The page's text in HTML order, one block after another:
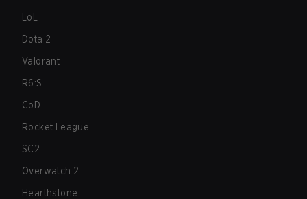
LoL
Dota 2
Valorant
R6:S
CoD
Rocket League
SC2
Overwatch 2
Hearthstone